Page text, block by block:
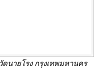
ดนายโรง กรุงเทพมหานคร